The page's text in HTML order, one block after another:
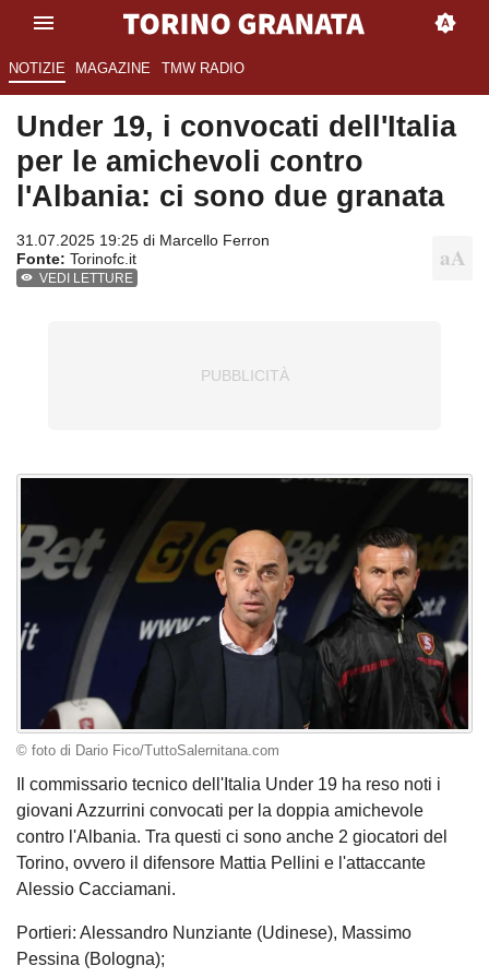
NOTIZIE MAGAZINE TMW RADIO
Under 19, i convocati dell'Italia
per le amichevoli contro
l'Albania: ci sono due granata
31.07.2025 19:25 di Marcello Ferron
Fonte: Torinofc.it
VEDI LETTURE
© foto di Dario Fico/TuttoSalernitana.com
Il commissario tecnico dell'Italia Under 19 ha reso noti i
giovani Azzurrini convocati per la doppia amichevole
contro l'Albania. Tra questi ci sono anche 2 giocatori del
Torino, ovvero il difensore Mattia Pellini e l'attaccante
Alessio Cacciamani.
Portieri: Alessandro Nunziante (Udinese), Massimo
Pessina (Bologna);